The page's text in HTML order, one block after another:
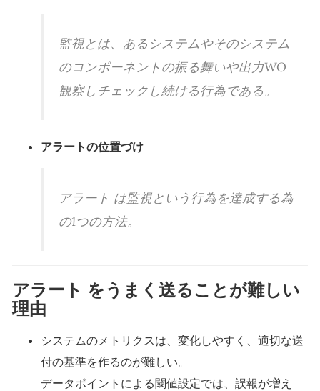
監視とは、あるシステムやそのシステム
のコンポーネントの振る舞いや出力WO
観察しチェックし続ける行為である。
アラートの位置づけ
アラート は監視という行為を達成する為
の1つの方法。
アラート をうまく送ることが難しい
理由
システムのメトリクスは、変化しやすく、適切な送
付の基準を作るのが難しい。
データポイントによる閾値設定では、誤報が増え